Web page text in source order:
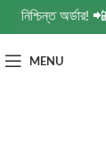
নিশ্চিন্ত অর্ডার!
MENU